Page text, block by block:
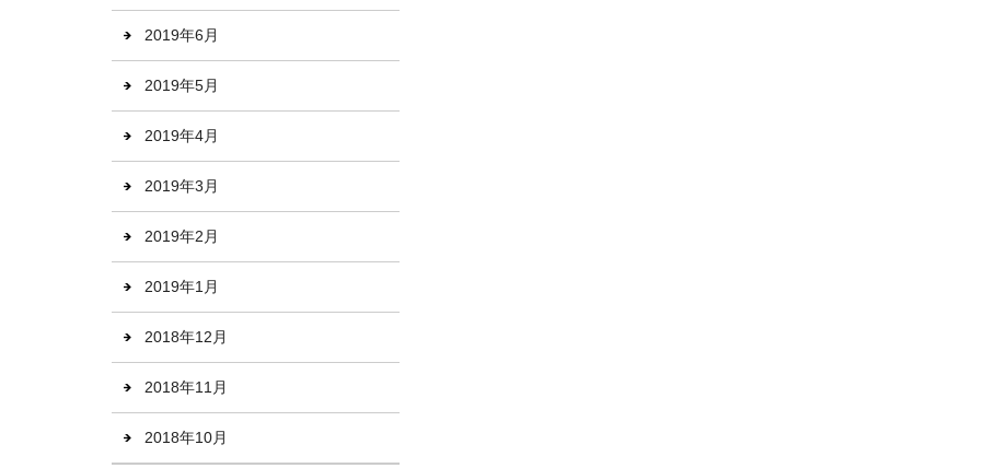
2019年6月
2019年5月
2019年4月
2019年3月
2019年2月
2019年1月
2018年12月
2018年11月
2018年10月